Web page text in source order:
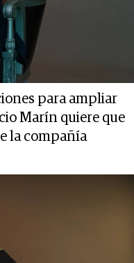
para ampliar
Marín quiere que
la compañía